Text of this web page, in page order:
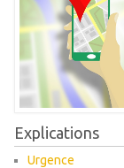
Explications
Urgence